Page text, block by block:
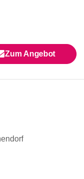
Zum Angebot